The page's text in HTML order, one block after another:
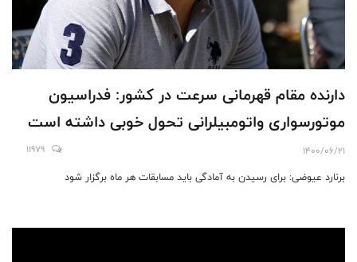
دارنده مقام قهرمانی سرعت در کشور: فدراسیون
موتورسواری واتومبیلرانی تحول خوبی داشته است
1400/06/21
11979
برنارد عیوضی: برای رسیدن به آمادگی باید مسابقات هر ماه برگزار شود